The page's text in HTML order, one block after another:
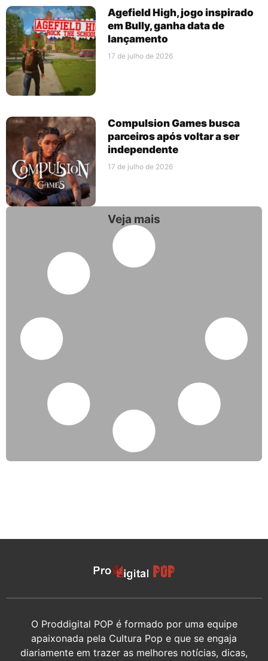
Agefield High, jogo inspirado
em Bully, ganha data de
lançamento
17 de julho de 2026
Compulsion Games busca
parceiros após voltar a ser
independente
17 de julho de 2026
Veja mais
O Proddigital POP é formado por uma equipe
apaixonada pela Cultura Pop e que se engaja
diariamente em trazer as melhores notícias, dicas,